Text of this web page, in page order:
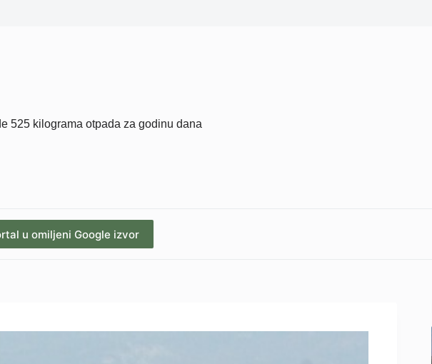
525 kilograma otpada za godinu dana
u omiljeni Google izvor